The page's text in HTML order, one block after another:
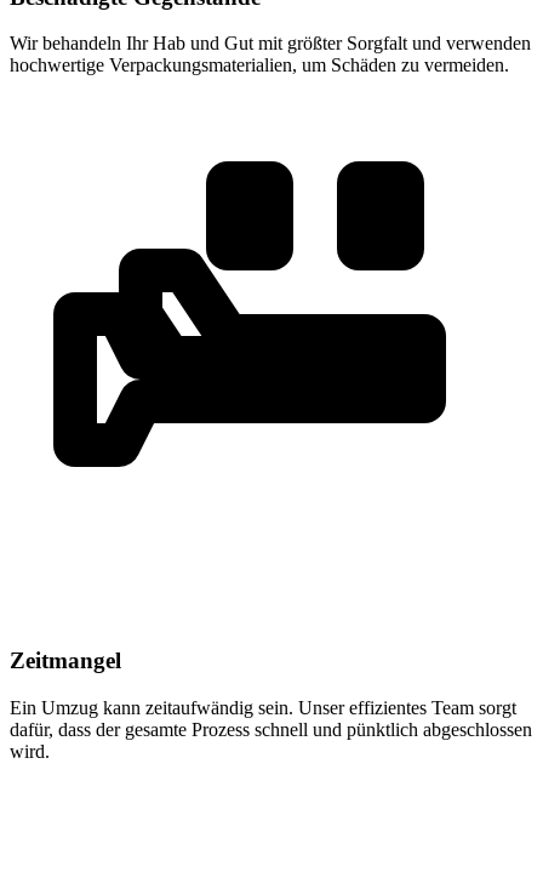
Wir behandeln Ihr Hab und Gut mit größter Sorgfalt und verwenden
hochwertige Verpackungsmaterialien, um Schäden zu vermeiden.
Zeitmangel
Ein Umzug kann zeitaufwändig sein. Unser effizientes Team sorgt
dafür, dass der gesamte Prozess schnell und pünktlich abgeschlossen
wird.